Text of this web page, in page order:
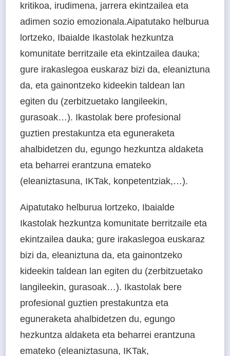
kritikoa, irudimena, jarrera ekintzailea eta
adimen sozio emozionala.Aipatutako helburua
lortzeko, Ibaialde Ikastolak hezkuntza
komunitate berritzaile eta ekintzailea dauka;
gure irakaslegoa euskaraz bizi da, eleaniztuna
da, eta gainontzeko kideekin taldean lan
egiten du (zerbitzuetako langileekin,
gurasoak…). Ikastolak bere profesional
guztien prestakuntza eta eguneraketa
ahalbidetzen du, egungo hezkuntza aldaketa
eta beharrei erantzuna emateko
(eleaniztasuna, IKTak, konpetentziak,…).
Aipatutako helburua lortzeko, Ibaialde
Ikastolak hezkuntza komunitate berritzaile eta
ekintzailea dauka; gure irakaslegoa euskaraz
bizi da, eleaniztuna da, eta gainontzeko
kideekin taldean lan egiten du (zerbitzuetako
langileekin, gurasoak…). Ikastolak bere
profesional guztien prestakuntza eta
eguneraketa ahalbidetzen du, egungo
hezkuntza aldaketa eta beharrei erantzuna
emateko (eleaniztasuna, IKTak,